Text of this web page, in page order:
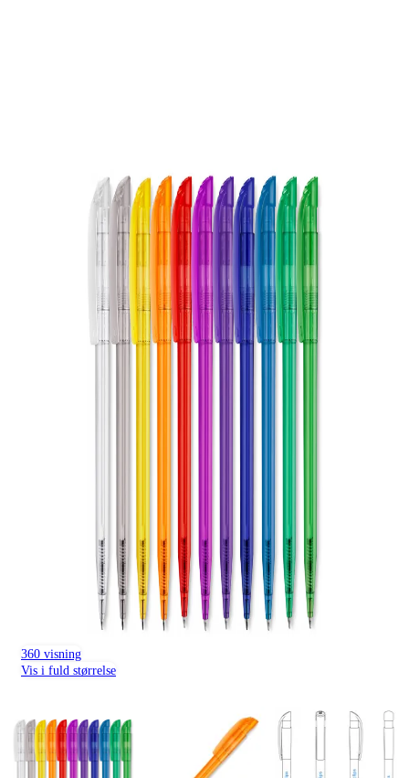
360 visning
Vis i fuld størrelse